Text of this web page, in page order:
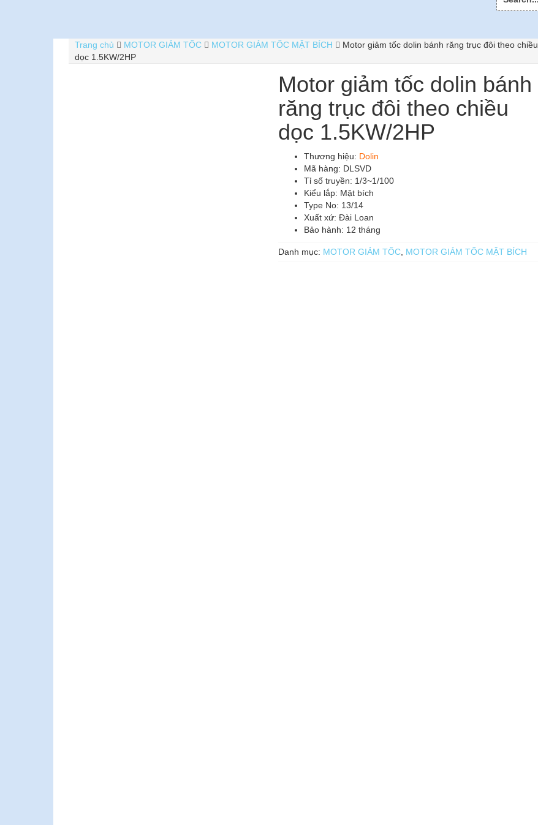
for:
Trang chủ MOTOR GIẢM TỐC MOTOR GIẢM TỐC MẶT BÍCH
Motor giảm tốc dolin bánh răng trục đôi theo chiều
dọc 1.5KW/2HP
Motor giảm tốc dolin bánh
răng trục đôi theo chiều
dọc 1.5KW/2HP
Thương hiệu: Dolin
Mã hàng: DLSVD
Tỉ số truyền: 1/3~1/100
Kiểu lắp: Mặt bích
Type No: 13/14
Xuất xứ: Đài Loan
Bảo hành: 12 tháng
Danh mục: MOTOR GIẢM TỐC MOTOR GIẢM TỐC MẶT BÍCH